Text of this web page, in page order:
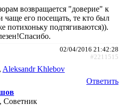
возвращается "доверие" к
его посещать, те кто был
потихоньку подтягиваются)).
02/04/2016 21:42:28
#2211515
, Aleksandr Khlebov
Ответить
Советник